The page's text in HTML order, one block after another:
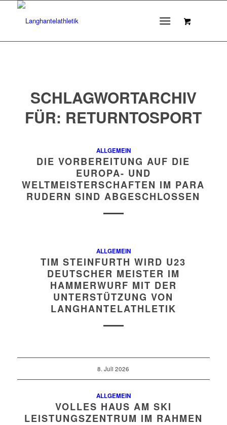
SCHLAGWORTARCHIV
FÜR: RETURNTOSPORT
ALLGEMEIN
DIE VORBEREITUNG AUF DIE
EUROPA- UND
WELTMEISTERSCHAFTEN IM PARA
RUDERN SIND ABGESCHLOSSEN
ALLGEMEIN
TIM STEINFURTH WIRD U23
DEUTSCHER MEISTER IM
HAMMERWURF MIT DER
UNTERSTÜTZUNG VON
LANGHANTELATHLETIK
8. Juli 2026
ALLGEMEIN
VOLLES HAUS AM SKI
LEISTUNGSZENTRUM IM RAHMEN